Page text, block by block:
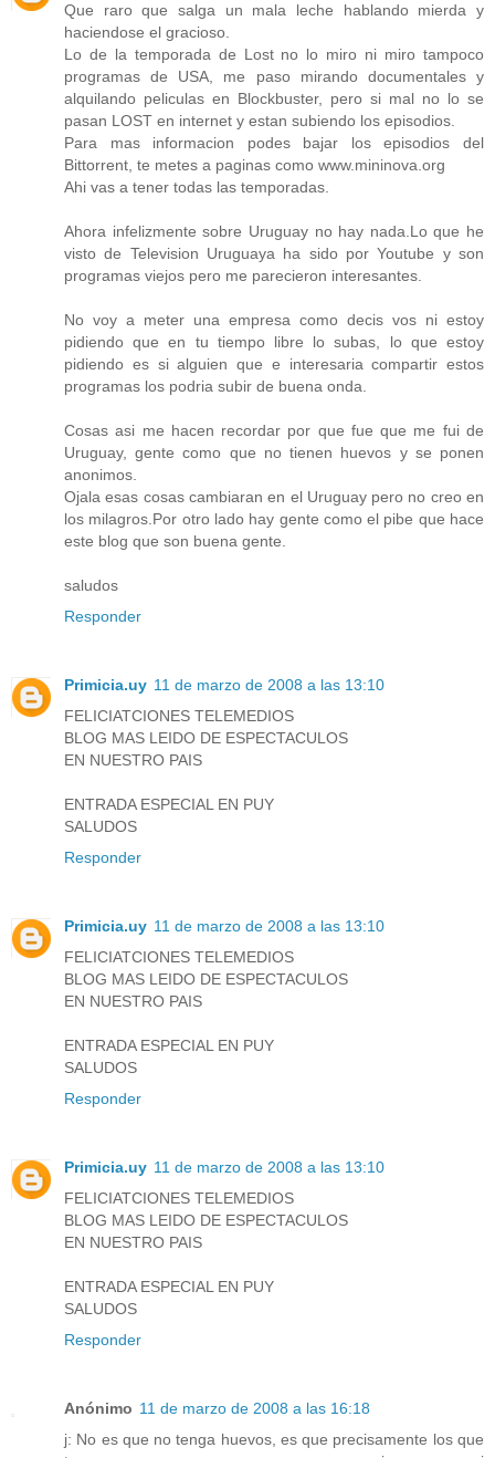
Que raro que salga un mala leche hablando mierda y
haciendose el gracioso.
Lo de la temporada de Lost no lo miro ni miro tampoco
programas de USA, me paso mirando documentales y
alquilando peliculas en Blockbuster, pero si mal no lo se
pasan LOST en internet y estan subiendo los episodios.
Para mas informacion podes bajar los episodios del
Bittorrent, te metes a paginas como www.mininova.org
Ahi vas a tener todas las temporadas.
Ahora infelizmente sobre Uruguay no hay nada.Lo que he
visto de Television Uruguaya ha sido por Youtube y son
programas viejos pero me parecieron interesantes.
No voy a meter una empresa como decis vos ni estoy
pidiendo que en tu tiempo libre lo subas, lo que estoy
pidiendo es si alguien que e interesaria compartir estos
programas los podria subir de buena onda.
Cosas asi me hacen recordar por que fue que me fui de
Uruguay, gente como que no tienen huevos y se ponen
anonimos.
Ojala esas cosas cambiaran en el Uruguay pero no creo en
los milagros.Por otro lado hay gente como el pibe que hace
este blog que son buena gente.
saludos
Responder
Primicia.uy 11 de marzo de 2008 a las 13:10
FELICIATCIONES TELEMEDIOS
BLOG MAS LEIDO DE ESPECTACULOS
EN NUESTRO PAIS
ENTRADA ESPECIAL EN PUY
SALUDOS
Responder
Primicia.uy 11 de marzo de 2008 a las 13:10
FELICIATCIONES TELEMEDIOS
BLOG MAS LEIDO DE ESPECTACULOS
EN NUESTRO PAIS
ENTRADA ESPECIAL EN PUY
SALUDOS
Responder
Primicia.uy 11 de marzo de 2008 a las 13:10
FELICIATCIONES TELEMEDIOS
BLOG MAS LEIDO DE ESPECTACULOS
EN NUESTRO PAIS
ENTRADA ESPECIAL EN PUY
SALUDOS
Responder
Anónimo 11 de marzo de 2008 a las 16:18
j: No es que no tenga huevos, es que precisamente los que